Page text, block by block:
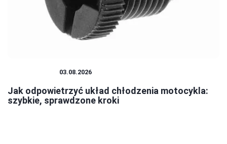
03.08.2026
Jak odpowietrzyć układ chłodzenia motocykla:
szybkie, sprawdzone kroki